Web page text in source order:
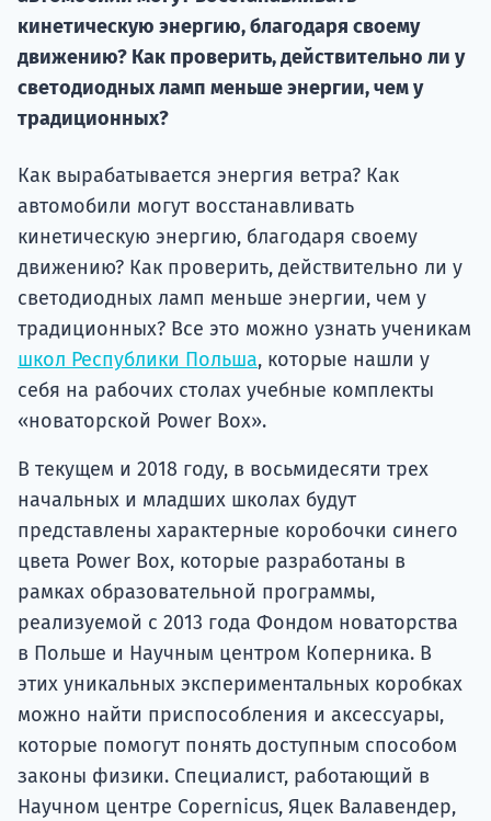
кинетическую энергию, благодаря своему
движению? Как проверить, действительно ли у
светодиодных ламп меньше энергии, чем у
традиционных?
Как вырабатывается энергия ветра? Как
автомобили могут восстанавливать
кинетическую энергию, благодаря своему
движению? Как проверить, действительно ли у
светодиодных ламп меньше энергии, чем у
традиционных? Все это можно узнать ученикам
школ Республики Польша, которые нашли у
себя на рабочих столах учебные комплекты
«новаторской Power Box».
В текущем и 2018 году, в восьмидесяти трех
начальных и младших школах будут
представлены характерные коробочки синего
цвета Power Box, которые разработаны в
рамках образовательной программы,
реализуемой с 2013 года Фондом новаторства
в Польше и Научным центром Коперника. В
этих уникальных экспериментальных коробках
можно найти приспособления и аксессуары,
которые помогут понять доступным способом
законы физики. Специалист, работающий в
Научном центре Copernicus, Яцек Валавендер,